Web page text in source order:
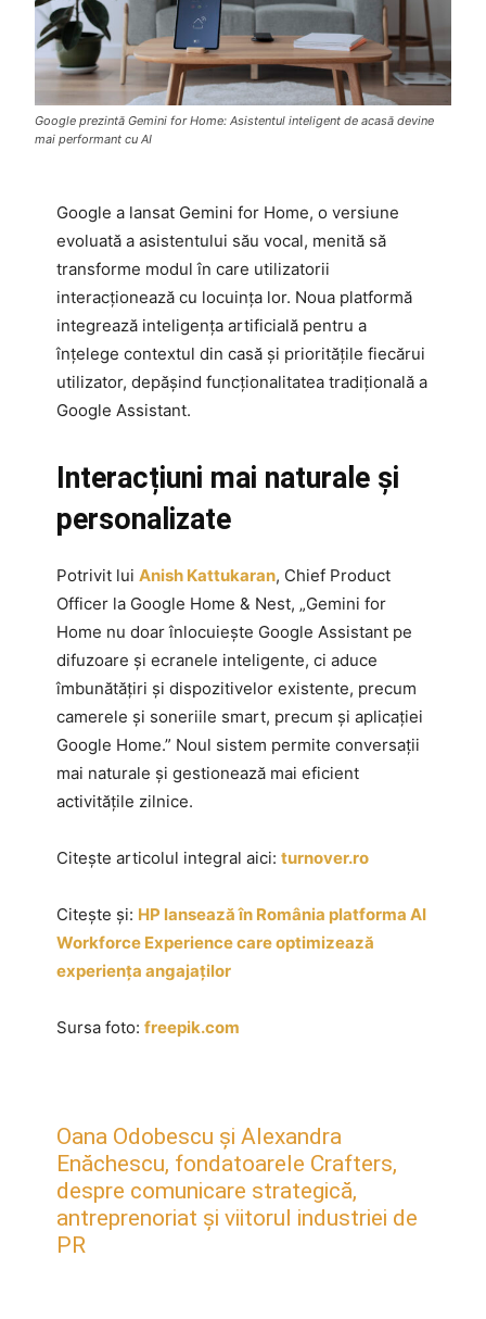
Google prezintă Gemini for Home: Asistentul inteligent de acasă devine
mai performant cu AI
Google a lansat Gemini for Home, o versiune
evoluată a asistentului său vocal, menită să
transforme modul în care utilizatorii
interacționează cu locuința lor. Noua platformă
integrează inteligența artificială pentru a
înțelege contextul din casă și prioritățile fiecărui
utilizator, depășind funcționalitatea tradițională a
Google Assistant.
Interacțiuni mai naturale și
personalizate
Potrivit lui Anish Kattukaran, Chief Product
Officer la Google Home & Nest, „Gemini for
Home nu doar înlocuiește Google Assistant pe
difuzoare și ecranele inteligente, ci aduce
îmbunătățiri și dispozitivelor existente, precum
camerele și soneriile smart, precum și aplicației
Google Home.” Noul sistem permite conversații
mai naturale și gestionează mai eficient
activitățile zilnice.
Citește articolul integral aici: turnover.ro
Citește și: HP lansează în România platforma AI
Workforce Experience care optimizează
experiența angajaților
Sursa foto: freepik.com
Oana Odobescu și Alexandra
Enăchescu, fondatoarele Crafters,
despre comunicare strategică,
antreprenoriat și viitorul industriei de
PR